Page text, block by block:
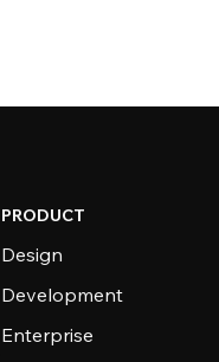
PRODUCT
Design
Development
Enterprise